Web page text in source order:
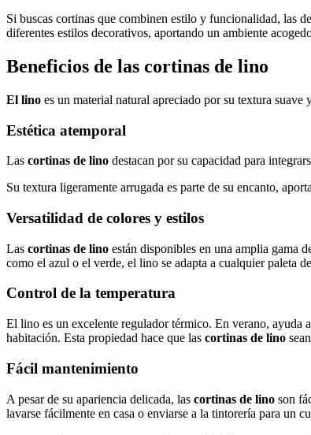
Si buscas cortinas que combinen estilo y funcionalidad, las de
diferentes estilos decorativos, aportando un ambiente
Beneficios de las cortinas de lino
El lino es un material natural apreciado por su textura
Estética atemporal
Las cortinas de lino destacan por su capacidad para
Su textura ligeramente arrugada es parte de su encanto,
Versatilidad de colores y estilos
Las cortinas de lino están disponibles en una amplia gama
como el azul o el verde, el lino se adapta a cualquier paleta
Control de la temperatura
El lino es un excelente regulador térmico. En verano, ayuda
habitación. Esta propiedad hace que las cortinas de lino
Fácil mantenimiento
A pesar de su apariencia delicada, las cortinas de lino son
lavarse fácilmente en casa o enviarse a la tintorería para un